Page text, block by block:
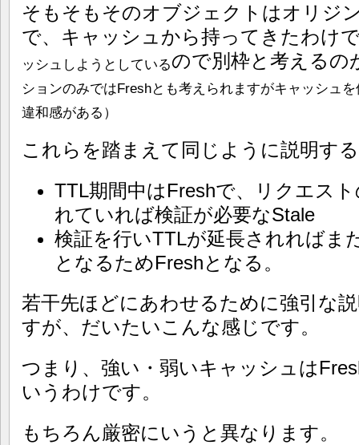
そもそもそのオブジェクトはオリジ
で、キャッシュから持ってきたわけ
ッシュしようとしているので別枠と考えるの
ションのみではFreshとも考えられますがキャッシュ
違和感がある）
これらを踏まえて同じように説明す
TTL期間中はFreshで、リクエス
れていれば検証が必要なStale
検証を行いTTLが延長されればま
となるためFreshとなる。
若干先ほどにあわせるために強引な
すが、だいたいこんな感じです。
つまり、強い・弱いキャッシュは
いうわけです。
もちろん厳密にいうと異なります。